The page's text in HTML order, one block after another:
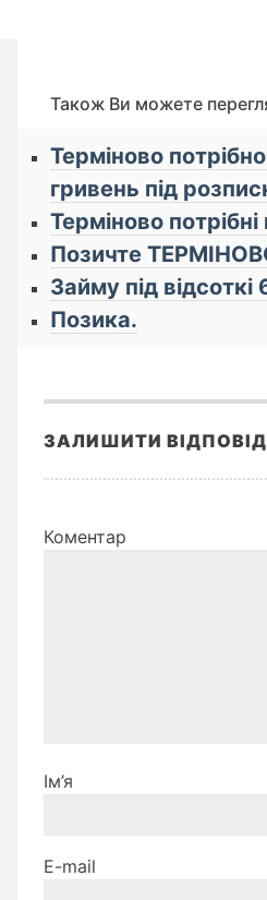
Також Ви можете
Терміново
гривень під
Терміново потрібні
Позичте
Займу під
Позика.
ЗАЛИШИТИ
Коментар
Ім’я
E-mail